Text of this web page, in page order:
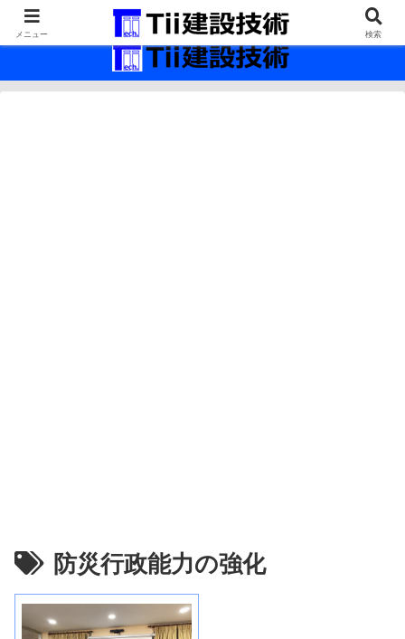
最新の建設技術の情報インフラ。
防災行政能力の強化
メニュー 検索